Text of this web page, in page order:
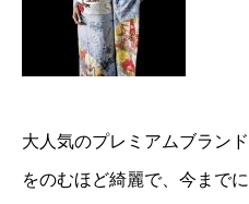
大人気のプレミアムブラン
をのむほど綺麗で、今まで